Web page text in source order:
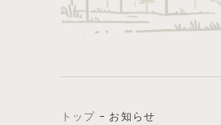
トップ − お知らせ